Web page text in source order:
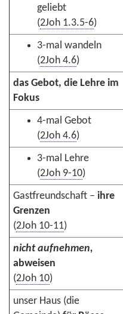
geliebt
(2Joh 1.3.5-6)
3-mal wandeln
(2Joh 4.6)
das Gebot, die Lehre im
Fokus
4-mal Gebot
(2Joh 4.6)
3-mal Lehre
(2Joh 9-10)
Gastfreundschaft – ihre
Grenzen
(2Joh 10-11)
nicht aufnehmen,
abweisen
(2Joh 10)
unser Haus (die